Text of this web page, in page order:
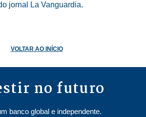
jornal La Vanguardia.
VOLTAR AO INÍCIO
no futuro
banco global e independente.